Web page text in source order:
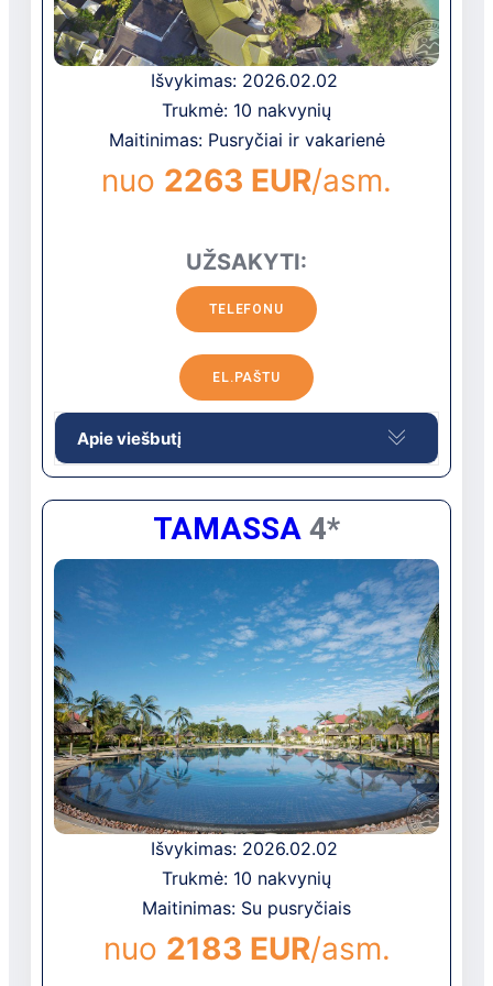
vaizdu į smėlėtą paplūdimį.
Išvykimas: 2026.02.02
Trukmė: 10 nakvynių
Maitinimas: Pusryčiai ir vakarienė
nuo 2263 EUR/asm.
UŽSAKYTI:
TELEFONU
EL.PAŠTU
Apie viešbutį
Populiarus Grand Bay miestelis, kuriame
įsikūrė viešbutis, yra žinomas dėl savo
restoranų, parduotuvių ir naktinių klubų.
Pats viešbutis turi gražią žalią teritoriją ir
yra šalia vieno geriausių paplūdimių.
Puikus pasirinkimas poilsiui poroms,
individualiems keliautojams ir šeimoms su
vaikais.
TAMASSA4*
Išvykimas: 2026.02.02
Trukmė: 10 nakvynių
Maitinimas: Su pusryčiais
nuo 2183 EUR/asm.